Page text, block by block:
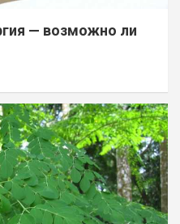
— возможно ли